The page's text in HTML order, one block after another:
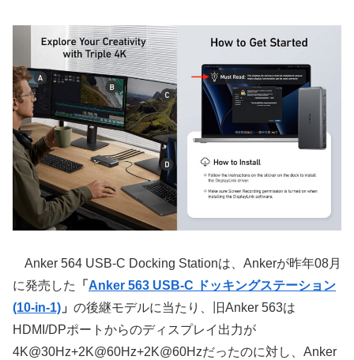
Anker 564 USB-C Docking Stationは、Ankerが昨年08月
に発売した
「 Anker 563 USB-C ドッキングステーション
(10-in-1) 」 の後継モデルに当たり、旧Anker 563は
HDMI/DPポートからのディスプレイ出力が
4K@30Hz+2K@60Hz+2K@60Hzだったのに対し、Anker